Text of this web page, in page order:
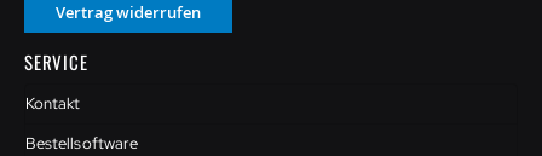
Vertrag widerrufen
SERVICE
Kontakt
Bestellsoftware